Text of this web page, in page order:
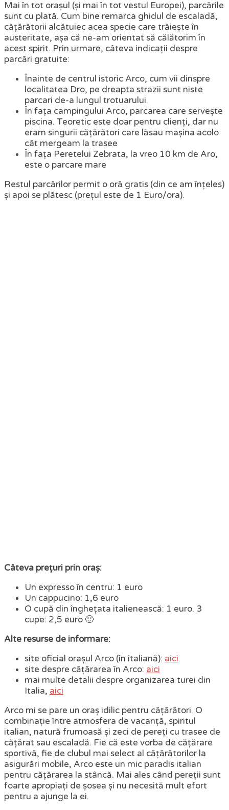
Mai în tot orașul (și mai în tot vestul Europei), parcările
sunt cu plată. Cum bine remarca ghidul de escaladă,
cățărătorii alcătuiec acea specie care trăiește în
austeritate, așa că ne-am orientat să călătorim în
acest spirit. Prin urmare, câteva indicații despre
parcări gratuite:
Înainte de centrul istoric Arco, cum vii dinspre
localitatea Dro, pe dreapta strazii sunt niste
parcari de-a lungul trotuarului.
În fața campingului Arco, parcarea care servește
piscina. Teoretic este doar pentru clienți, dar nu
eram singurii cățărători care lăsau mașina acolo
cât mergeam la trasee
În fața Peretelui Zebrata, la vreo 10 km de Aro,
este o parcare mare
Restul parcărilor permit o oră gratis (din ce am înțeles)
și apoi se plătesc (prețul este de 1 Euro/ora).
Câteva prețuri prin oraș:
Un expresso în centru: 1 euro
Un cappucino: 1,6 euro
O cupă din înghețata italienească: 1 euro. 3
cupe: 2,5 euro 🙂
Alte resurse de informare:
site oficial orașul Arco (în italiană): aici
site despre cățărarea în Arco: aici
mai multe detalii despre organizarea turei din
Italia, aici
Arco mi se pare un oraș idilic pentru cățărători. O
combinație între atmosfera de vacanță, spiritul
italian, natură frumoasă și zeci de pereți cu trasee de
cățărat sau escaladă. Fie că este vorba de cățărare
sportivă, fie de clubul mai select al cățărătorilor la
asigurări mobile, Arco este un mic paradis italian
pentru cățărarea la stâncă. Mai ales când pereții sunt
foarte apropiați de șosea și nu necesită mult efort
pentru a ajunge la ei.